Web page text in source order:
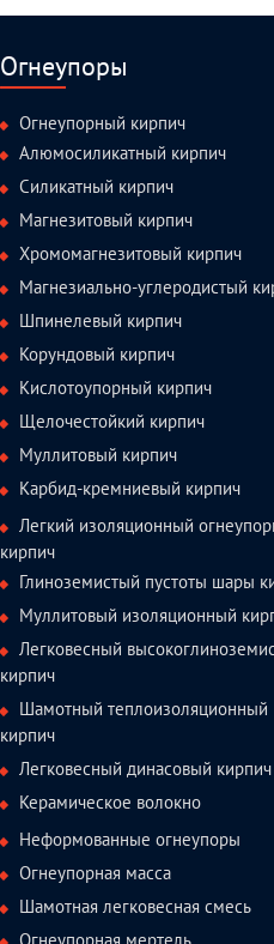
Огнеупоры
Огнеупорный кирпич
Алюмосиликатный кирпич
Силикатный кирпич
Магнезитовый кирпич
Хромомагнезитовый кирпич
Магнезиально-углеродистый
Шпинелевый кирпич
Корундовый кирпич
Кислотоупорный кирпич
Щелочестойкий кирпич
Муллитовый кирпич
Карбид-кремниевый кирпич
Легкий изоляционный
кирпич
Глиноземистый пустоты шары
Муллитовый изоляционный
Легковесный
кирпич
Шамотный теплоизоляционный
кирпич
Легковесный динасовый кирпич
Керамическое волокно
Неформованные огнеупоры
Огнеупорная масса
Шамотная легковесная смесь